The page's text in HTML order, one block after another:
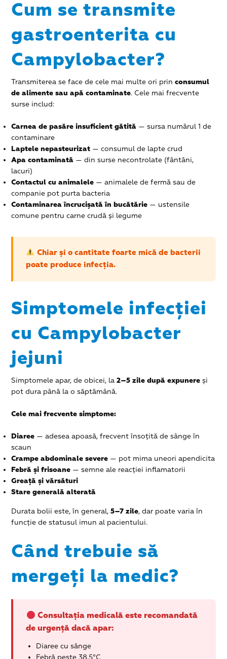
Cum se transmite
gastroenterita cu
Campylobacter?
Transmiterea se face de cele mai multe ori princonsumul
de alimente sau apă contaminate. Cele mai frecvente
surse includ:
Carnea de pasăre insuficient gătită — sursa numărul 1 de
contaminare
Laptele nepasteurizat — consumul de lapte crud
Apa contaminată — din surse necontrolate (fântâni,
lacuri)
Contactul cu animalele — animalele de fermă sau de
companie pot purta bacteria
Contaminarea încrucișată în bucătărie — ustensile
comune pentru carne crudă și legume
Chiar și o cantitate foarte mică de bacterii
poate produce infecția.
Simptomele infecției
cu Campylobacter
jejuni
Simptomele apar, de obicei, la2–5 zile după expunere și
pot dura până la o săptămână.
Cele mai frecvente simptome:
Diaree — adesea apoasă, frecvent însoțită de sânge în
scaun
Crampe abdominale severe — pot mima uneori apendicita
Febră și frisoane — semne ale reacției inflamatorii
Greață și vărsături
Stare generală alterată
Durata bolii este, în general,5–7 zile, dar poate varia în
funcție de statusul imun al pacientului.
Când trebuie să
mergeți la medic?
Consultația medicală este recomandată
de urgență dacă apar:
Diaree cu sânge
Febră peste 38,5°C